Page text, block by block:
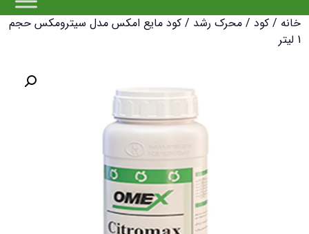
خانه / کود / محرک رشد / کود مایع امکس مدل سیترومکس حجم
1 لیتر